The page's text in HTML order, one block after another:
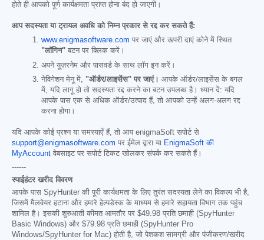
होते ही आपको पूर्ण कार्यक्षमता प्राप्त होना बंद हो जाएगी।
आप सदस्यता या ट्रायल अवधि को निम्न प्रकार से रद्द कर सकते हैं:
www.enigmasoftware.com पर जाएं और ऊपरी दाएं कोने में स्थित
"लॉगिन" बटन पर क्लिक करें।
अपने यूज़रनेम और पासवर्ड के साथ लॉग इन करें।
नेविगेशन मेनू में, "ऑर्डर/लाइसेंस" पर जाएं। आपके ऑर्डर/लाइसेंस के बगल
में, यदि लागू हो तो सदस्यता रद्द करने का बटन उपलब्ध है। ध्यान दें: यदि
आपके पास एक से अधिक ऑर्डर/उत्पाद हैं, तो आपको उन्हें अलग-अलग रद्द
करना होगा।
यदि आपके कोई प्रश्न या समस्याएँ हैं, तो आप enigmaSoft सपोर्ट से
support@enigmasoftware.com पर ईमेल द्वारा या EnigmaSoft की
MyAccount वेबसाइट पर सपोर्ट टिकट खोलकर संपर्क कर सकते हैं।
------
स्पाईहंटर खरीद विवरण
आपके पास SpyHunter की पूरी कार्यक्षमता के लिए तुरंत सदस्यता लेने का विकल्प भी है,
जिसमें मैलवेयर हटाना और हमारे हेल्पडेस्क के माध्यम से हमारे सहायता विभाग तक पहुंच
शामिल है। इसकी शुरुआती कीमत आमतौर पर $49.98 प्रति छमाही (SpyHunter
Basic Windows) और $79.98 प्रति छमाही (SpyHunter Pro
Windows/SpyHunter for Mac) होती है, जो पेशकश सामग्री और पंजीकरण/खरीद